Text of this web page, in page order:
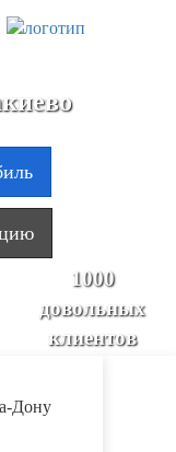
1000
довольных
клиентов